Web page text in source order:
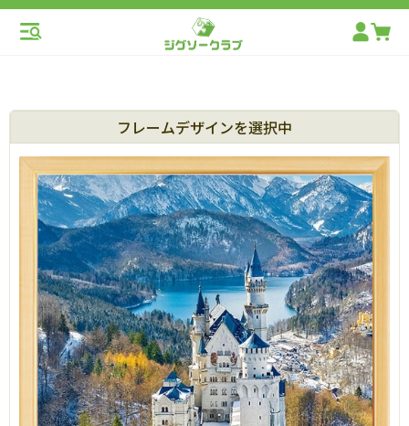
フレームデザインを選択中